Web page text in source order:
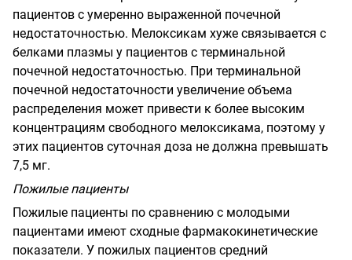
пациентов с умеренно выраженной почечной
недостаточностью. Мелоксикам хуже связывается с
белками плазмы у пациентов с терминальной
почечной недостаточностью. При терминальной
почечной недостаточности увеличение объема
распределения может привести к более высоким
концентрациям свободного мелоксикама, поэтому у
этих пациентов суточная доза не должна превышать
7,5 мг.
Пожилые пациенты
Пожилые пациенты по сравнению с молодыми
пациентами имеют сходные фармакокинетические
показатели. У пожилых пациентов средний